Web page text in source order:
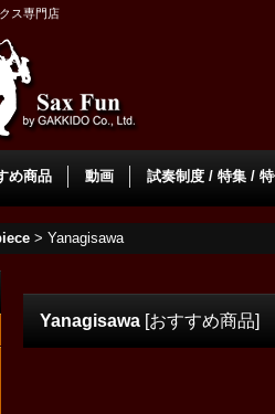
ス専門店
め商品 動画 試奏制度 / 特集 /
> Yanagisawa
Yanagisawa [おすすめ商品]